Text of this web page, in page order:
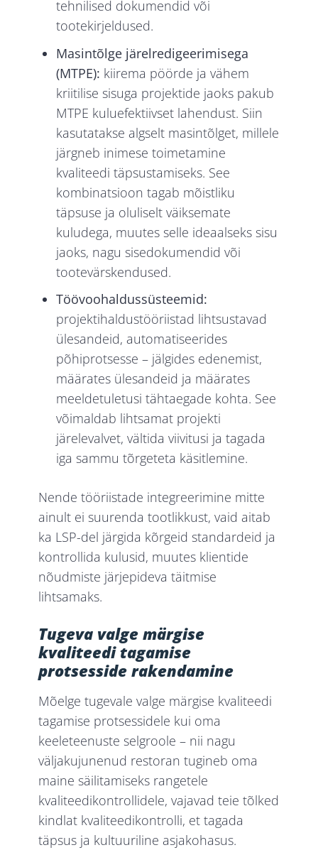
tehnilised dokumendid või
tootekirjeldused.
Masintõlge järelredigeerimisega
(MTPE): kiirema pöörde ja vähem
kriitilise sisuga projektide jaoks pakub
MTPE kuluefektiivset lahendust. Siin
kasutatakse algselt masintõlget, millele
järgneb inimese toimetamine
kvaliteedi täpsustamiseks. See
kombinatsioon tagab mõistliku
täpsuse ja oluliselt väiksemate
kuludega, muutes selle ideaalseks sisu
jaoks, nagu sisedokumendid või
tootevärskendused.
Töövoohaldussüsteemid:
projektihaldustööriistad lihtsustavad
ülesandeid, automatiseerides
põhiprotsesse – jälgides edenemist,
määrates ülesandeid ja määrates
meeldetuletusi tähtaegade kohta. See
võimaldab lihtsamat projekti
järelevalvet, vältida viivitusi ja tagada
iga sammu tõrgeteta käsitlemine.
Nende tööriistade integreerimine mitte
ainult ei suurenda tootlikkust, vaid aitab
ka LSP-del järgida kõrgeid standardeid ja
kontrollida kulusid, muutes klientide
nõudmiste järjepideva täitmise
lihtsamaks.
Tugeva valge märgise
kvaliteedi tagamise
protsesside rakendamine
Mõelge tugevale valge märgise kvaliteedi
tagamise protsessidele kui oma
keeleteenuste selgroole – nii nagu
väljakujunenud restoran tugineb oma
maine säilitamiseks rangetele
kvaliteedikontrollidele, vajavad teie tõlked
kindlat kvaliteedikontrolli, et tagada
täpsus ja kultuuriline asjakohasus.